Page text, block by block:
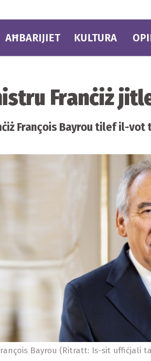
AĦBARIJIET KULTURA
Franċiż
François Bayrou tilef il-
Bayrou (Ritratt: Is-sit uffiċjali